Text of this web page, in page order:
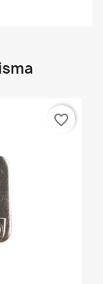
favorite_border